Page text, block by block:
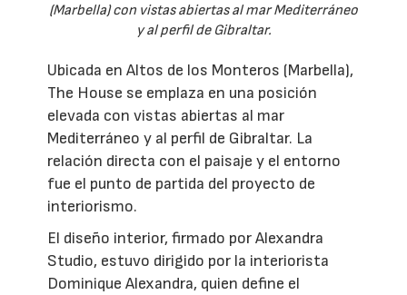
(Marbella) con vistas abiertas al mar Mediterráneo
y al perfil de Gibraltar.
Ubicada en Altos de los Monteros (Marbella),
The House se emplaza en una posición
elevada con vistas abiertas al mar
Mediterráneo y al perfil de Gibraltar. La
relación directa con el paisaje y el entorno
fue el punto de partida del proyecto de
interiorismo.
El diseño interior, firmado por Alexandra
Studio, estuvo dirigido por la interiorista
Dominique Alexandra, quien define el